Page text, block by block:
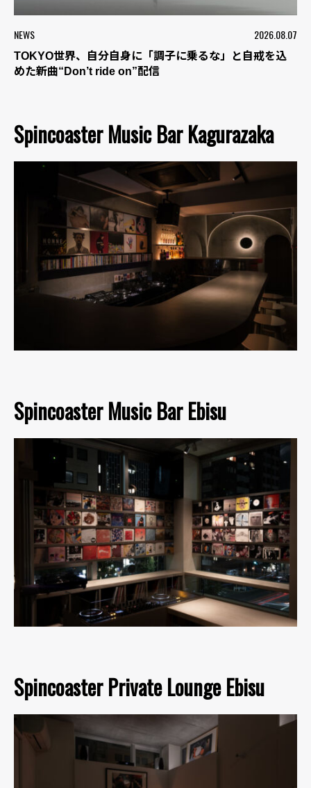
NEWS 2026.08.07
TOKYO世界、自分自身に「調子に乗るな」と自戒を込
めた新曲“Don’t ride on”配信
Spincoaster Music Bar Kagurazaka
Spincoaster Music Bar Ebisu
Spincoaster Private Lounge Ebisu